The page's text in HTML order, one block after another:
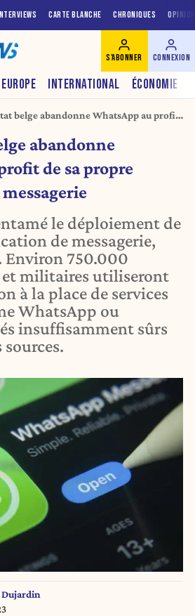
INTERVIEWS CARTE BLANCHE CHRONIQUES
EUROPE INTERNATIONAL ÉCONOMIE
S'ABONNER CONNEXION
belge abandonne WhatsApp au profit
abandonne
de sa propre
le déploiement de
de messagerie,
Environ 750.000
militaires utiliseront
à la place de services
WhatsApp ou
insuffisamment sûrs
Dujardin